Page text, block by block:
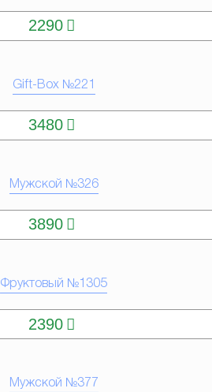
2290
Gift-Box №221
КУПИТЬ
3480
Мужской №326
КУПИТЬ
3890
Фруктовый №1305
КУПИТЬ
2390
Мужской №377